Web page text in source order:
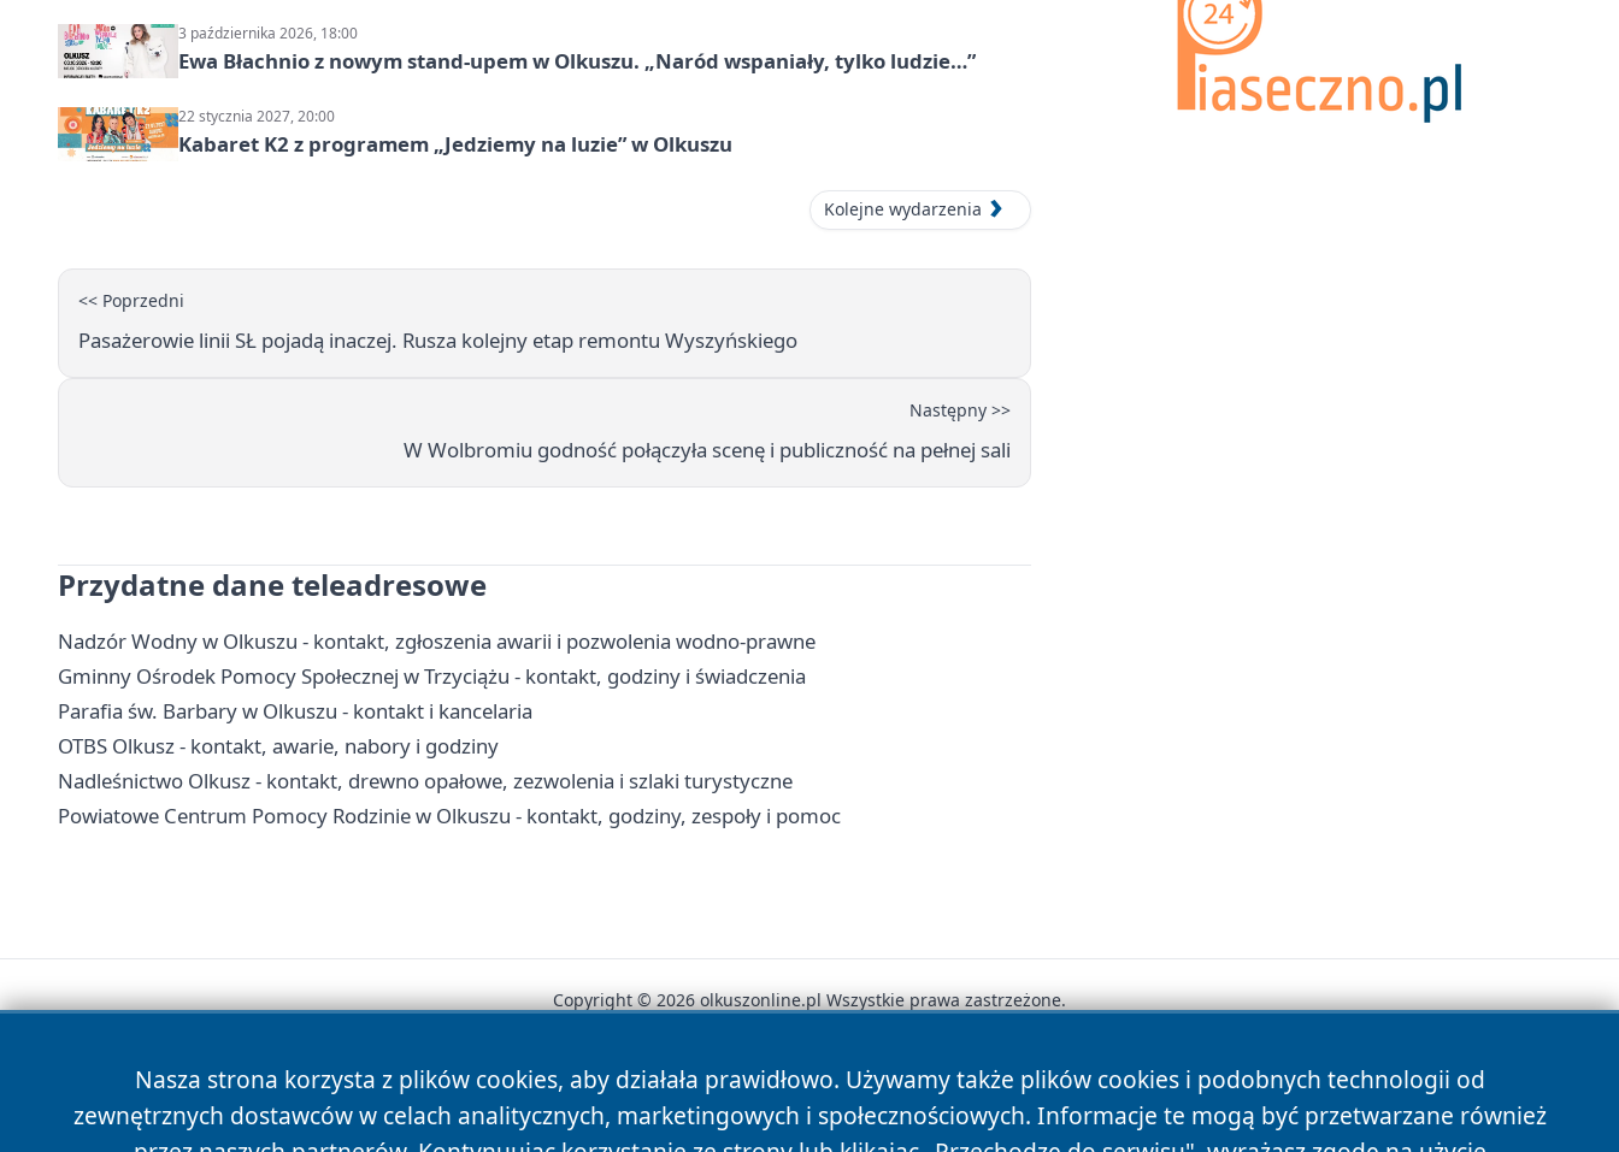
3 października 2026, 18:00
Ewa Błachnio z nowym stand-upem w Olkuszu. „Naród wspaniały, tylko ludzie…”
22 stycznia 2027, 20:00
Kabaret K2 z programem „Jedziemy na luzie” w Olkuszu
Kolejne wydarzenia
<< Poprzedni
Pasażerowie linii SŁ pojadą inaczej. Rusza kolejny etap remontu Wyszyńskiego
Następny >>
W Wolbromiu godność połączyła scenę i publiczność na pełnej sali
Przydatne dane teleadresowe
Nadzór Wodny w Olkuszu - kontakt, zgłoszenia awarii i pozwolenia wodno-prawne
Gminny Ośrodek Pomocy Społecznej w Trzyciążu - kontakt, godziny i świadczenia
Parafia św. Barbary w Olkuszu - kontakt i kancelaria
OTBS Olkusz - kontakt, awarie, nabory i godziny
Nadleśnictwo Olkusz - kontakt, drewno opałowe, zezwolenia i szlaki turystyczne
Powiatowe Centrum Pomocy Rodzinie w Olkuszu - kontakt, godziny, zespoły i pomoc
Nasza strona korzysta z plików cookies, aby działała prawidłowo. Używamy także plików cookies i podobnych technologii od
zewnętrznych dostawców w celach analitycznych, marketingowych i społecznościowych. Informacje te mogą być przetwarzane również
Copyright © 2026 olkuszonline.pl Wszystkie prawa zastrzeżone.
News Autorzy Polityka Prywatności Polityka Cookies